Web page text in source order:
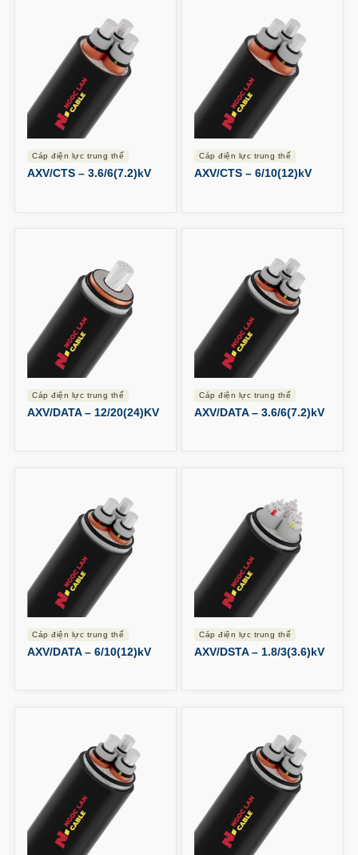
cáp điện lực trung thế
AXV/CTS – 3.6/6(7.2)kV
cáp điện lực trung thế
AXV/CTS – 6/10(12)kV
cáp điện lực trung thế
AXV/DATA – 12/20(24)KV
cáp điện lực trung thế
AXV/DATA – 3.6/6(7.2)kV
cáp điện lực trung thế
AXV/DATA – 6/10(12)kV
cáp điện lực trung thế
AXV/DSTA – 1.8/3(3.6)kV